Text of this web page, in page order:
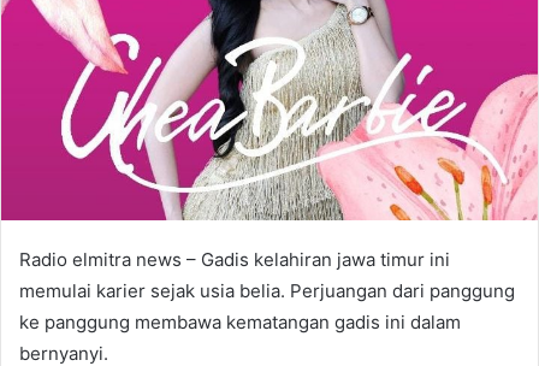
Radio elmitra news – Gadis kelahiran jawa timur ini
memulai karier sejak usia belia. Perjuangan dari panggung
ke panggung membawa kematangan gadis ini dalam
bernyanyi.